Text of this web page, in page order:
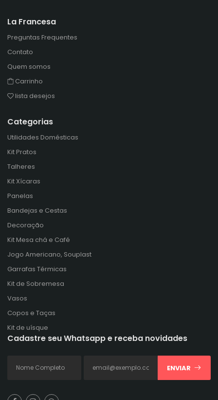
La Francesa
Preguntas Frequentes
Contato
Quem somos
Carrinho
lista desejos
Categorias
Utilidades Domésticas
Kit Pratos
Talheres
Kit Xícaras
Panelas
Bandejas e Cestas
Decoração
Kit Mesa chá e Café
Jogo Americano, Souplast
Garrafas Térmicas
Kit de Sobremesa
Vasos
Copos e Taças
Kit de uísque
Cadastre seu Whatsapp e receba novidades
ENVIAR